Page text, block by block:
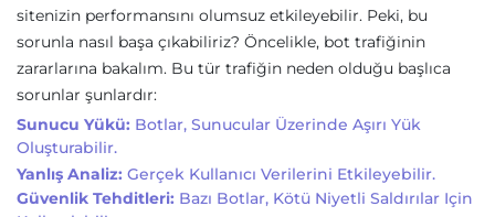
sitenizin performansını olumsuz etkileyebilir. Peki, bu
sorunla nasıl başa çıkabiliriz? Öncelikle, bot trafiğinin
zararlarına bakalım. Bu tür trafiğin neden olduğu başlıca
sorunlar şunlardır:
Sunucu Yükü: Botlar, Sunucular Üzerinde Aşırı Yük
Oluşturabilir.
Yanlış Analiz: Gerçek Kullanıcı Verilerini Etkileyebilir.
Güvenlik Tehditleri: Bazı Botlar, Kötü Niyetli Saldırılar Için